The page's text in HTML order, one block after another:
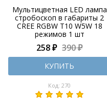
Мультицветная LED лампа
стробоскоп в габариты 2
CREE RGBW Т10 W5W 18
режимов 1 шт
258 ₽ 390 ₽
КУПИТЬ
Код: 270